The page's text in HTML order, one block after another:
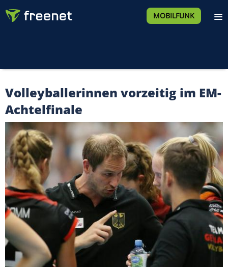
MOBILFUNK
Volleyballerinnen vorzeitig im EM-
Achtelfinale